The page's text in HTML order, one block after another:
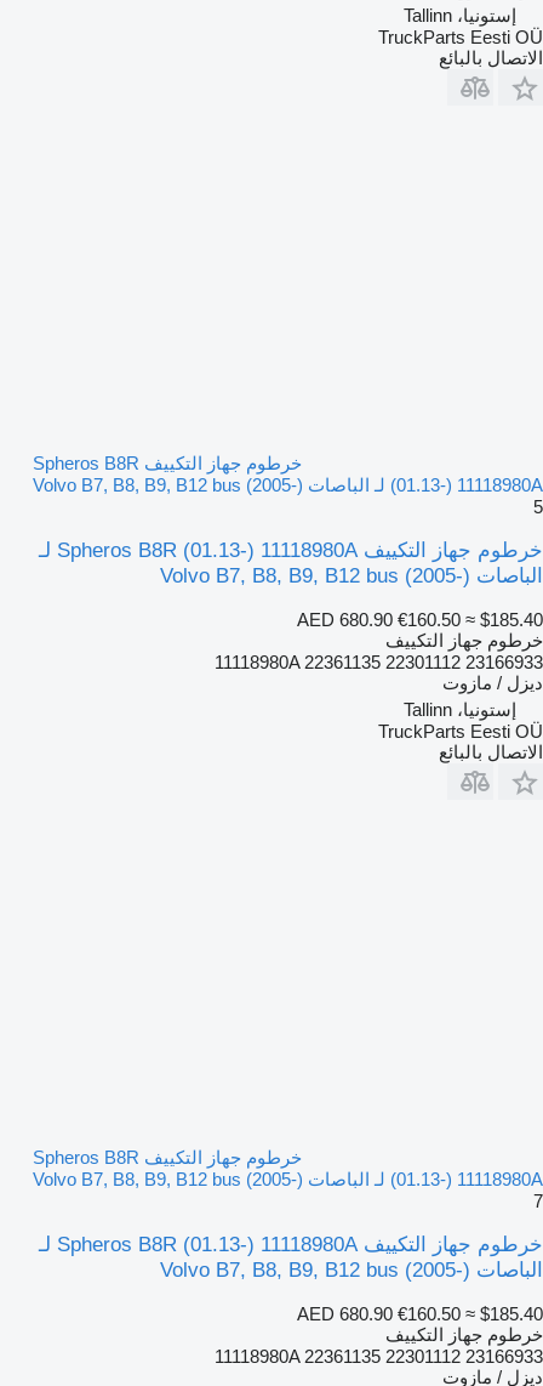
إستونيا، Tallinn
TruckParts Eesti OÜ
الاتصال بالبائع
خرطوم جهاز التكييف Spheros B8R
(01.13-) 11118980A لـ الباصات Volvo B7, B8, B9, B12 bus (2005-)
5
خرطوم جهاز التكييف Spheros B8R (01.13-) 11118980A لـ
الباصات Volvo B7, B8, B9, B12 bus (2005-)
AED 680.90 €160.50 ≈ $185.40
خرطوم جهاز التكييف
11118980A 22361135 22301112 23166933
ديزل / مازوت
إستونيا، Tallinn
TruckParts Eesti OÜ
الاتصال بالبائع
خرطوم جهاز التكييف Spheros B8R
(01.13-) 11118980A لـ الباصات Volvo B7, B8, B9, B12 bus (2005-)
7
خرطوم جهاز التكييف Spheros B8R (01.13-) 11118980A لـ
الباصات Volvo B7, B8, B9, B12 bus (2005-)
AED 680.90 €160.50 ≈ $185.40
خرطوم جهاز التكييف
11118980A 22361135 22301112 23166933
ديزل / مازوت